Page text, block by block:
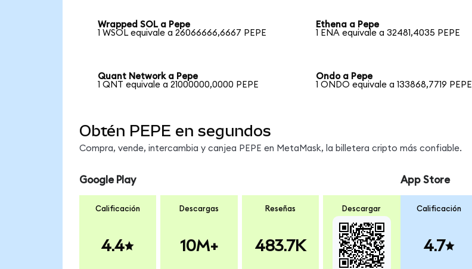
Wrapped SOL a Pepe
1 WSOL equivale a 26066666,6667 PEPE
Ethena a Pepe
1 ENA equivale a 32481,4035 PEPE
Quant Network a Pepe
1 QNT equivale a 21000000,0000 PEPE
Ondo a Pepe
1 ONDO equivale a 133868,7719 PEPE
Obtén PEPE en segundos
Compra, vende, intercambia y canjea PEPE en MetaMask, la billetera cripto más confiable.
Google Play
Calificación
4.4
Descargas
10M+
Reseñas
483.7K
Descargar
App Store
Calificación
4.7